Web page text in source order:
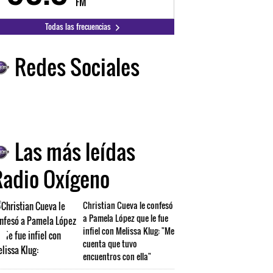
Todas las frecuencias
Redes Sociales
Las más leídas
Oxígeno
Christian Cueva le confesó
a Pamela López que le fue
infiel con Melissa Klug: "Me
cuenta que tuvo
encuentros con ella"